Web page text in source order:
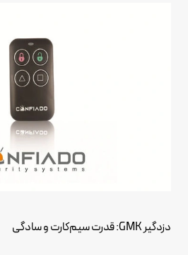
دزدگیر GMK: قدرت سیم‌کارت و سادگی